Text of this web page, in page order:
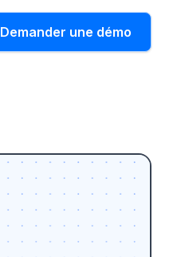
Demander une démo